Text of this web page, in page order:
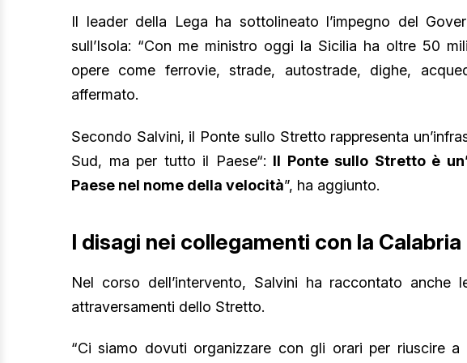
Il leader della Lega ha sottolineato l’impegno del
sull’Isola: “Con me ministro oggi la Sicilia ha oltre 50
opere come ferrovie, strade, autostrade, dighe,
affermato.
Secondo Salvini, il Ponte sullo Stretto rappresenta
Sud, ma per tutto il Paese“: Il Ponte sullo Stretto è
Paese nel nome della velocità”, ha aggiunto.
I disagi nei collegamenti con la Calabria
Nel corso dell’intervento, Salvini ha raccontato anche
attraversamenti dello Stretto.
“Ci siamo dovuti organizzare con gli orari per riuscire a